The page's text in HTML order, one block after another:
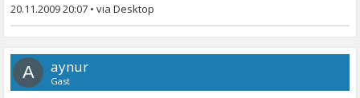
20.11.2009 20:07 •
A aynur
Gast